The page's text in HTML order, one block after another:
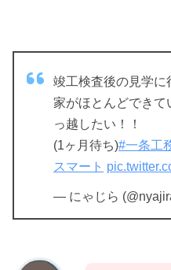
竣工検査後の見学に
家がほとんどできて
っ越したい！！
(1ヶ月待ち)#一条工
スマート
— にゃじら